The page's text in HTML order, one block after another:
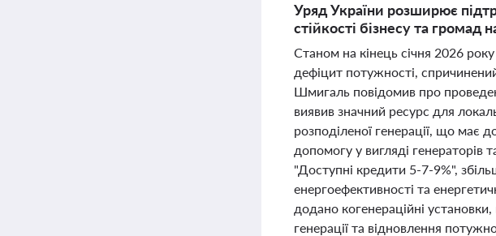
Уряд України розширює
стійкості бізнесу та громад
Станом на кінець січня 2026
дефіцит потужності,
Шмигаль повідомив про
виявив значний ресурс для
розподіленої генерації, що має
допомогу у вигляді генераторів
"Доступні кредити 5-7-9%",
енергоефективності та
додано когенераційні
генерації та відновлення